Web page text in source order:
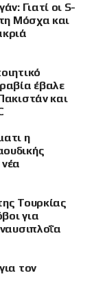
της
οράματα
πρόσβαση
για τα
και η
και
Γιατί οι S-
Μόσχα και
έβαλε
και
η
Τουρκίας
για
τον